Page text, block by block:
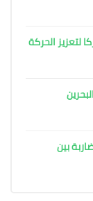
لتعزيز الحركة
بين